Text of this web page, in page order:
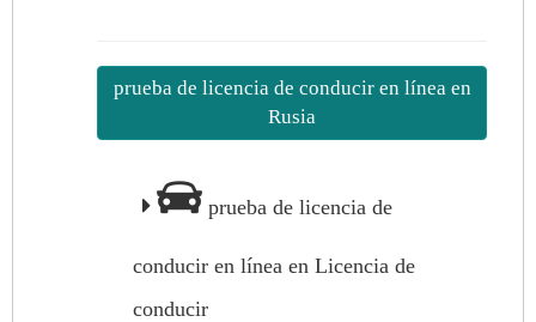
prueba de licencia de conducir en línea en
Rusia
prueba de licencia de
conducir en línea en Licencia de
conducir